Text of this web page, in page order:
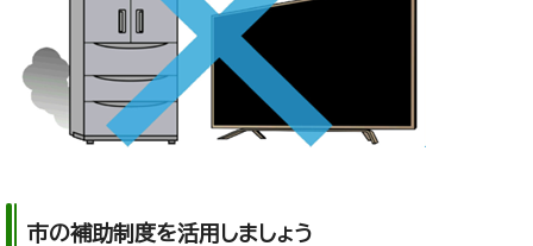
市の補助制度を活用しましょう